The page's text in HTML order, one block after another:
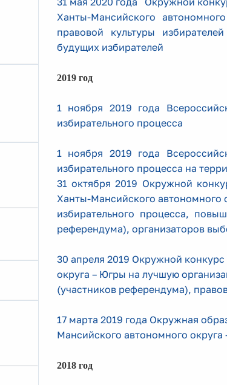
Ханты-Мансийского
правовой культуры
будущих избирателей
2019 год
1 ноября 2019 года
избирательного процесса
1 ноября 2019 года
избирательного процесса на
31 октября 2019 Окружной
Ханты-Мансийского автономного
избирательного процесса,
референдума), организаторов
30 апреля 2019 Окружной
округа – Югры на лучшую
(участников референдума),
17 марта 2019 года Окружная
Мансийского автономного округа
2018 год